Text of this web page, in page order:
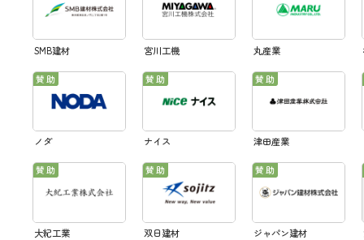
SMB建材 宮川工機 丸産業
ノダ ナイス 津田産業
大紀工業 双日建材 ジャパン建材